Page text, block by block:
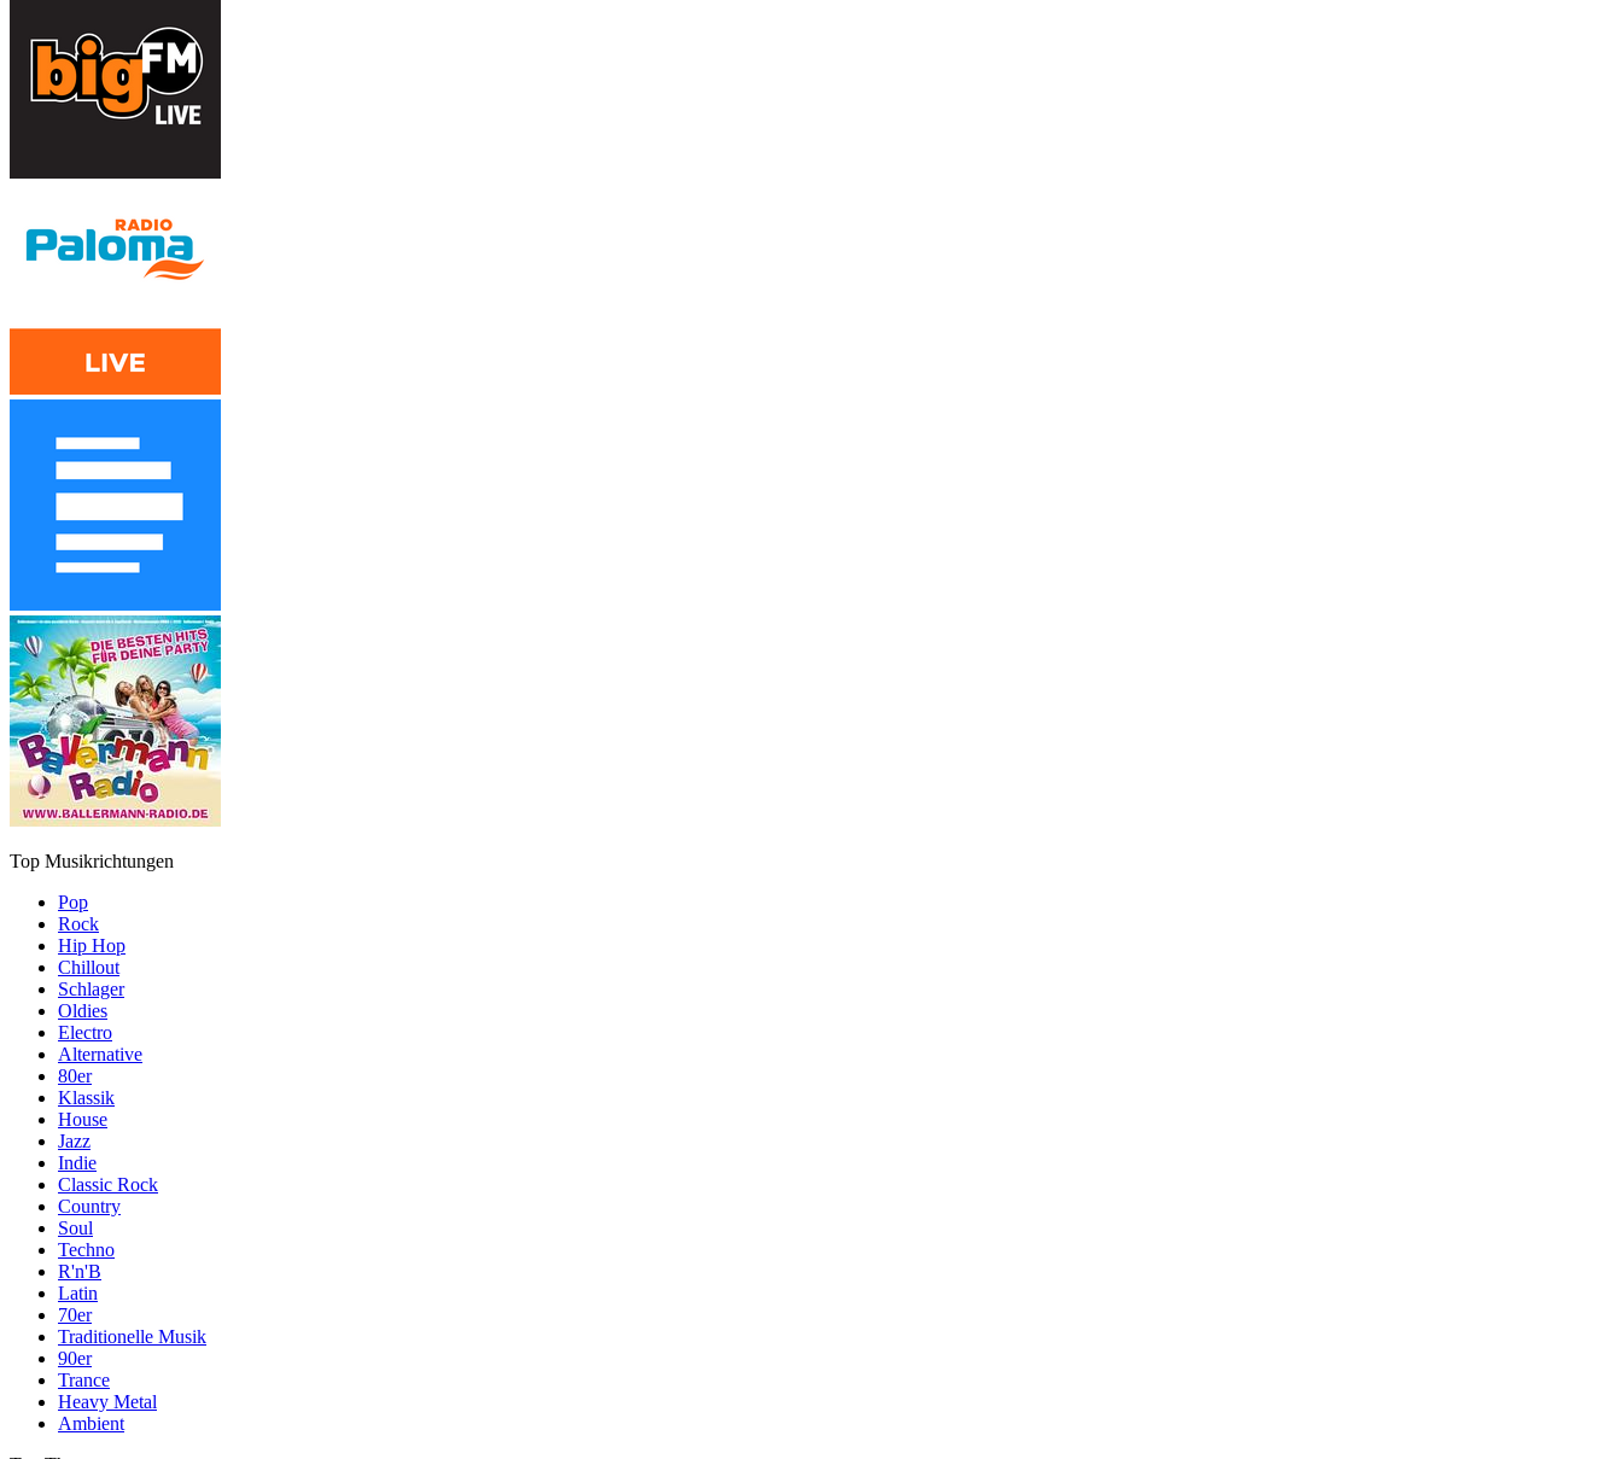
Top Musikrichtungen
Pop
Rock
Hip Hop
Chillout
Schlager
Oldies
Electro
Alternative
80er
Klassik
House
Jazz
Indie
Classic Rock
Country
Soul
Techno
R'n'B
Latin
70er
Traditionelle Musik
90er
Trance
Heavy Metal
Ambient